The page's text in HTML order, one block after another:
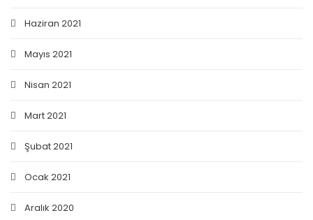
Haziran 2021
Mayıs 2021
Nisan 2021
Mart 2021
Şubat 2021
Ocak 2021
Aralık 2020